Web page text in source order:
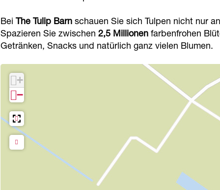
n
a
r
n
B
a
r
n
B
a
r
n
Bei The Tulip Barnschauen Sie sich Tulpen nicht nur
Spazieren Sie zwischen 2,5 Millionenfarbenfrohen
Getränken, Snacks und natürlich ganz vielen Blumen.
+
−